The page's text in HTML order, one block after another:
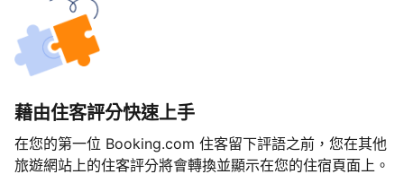
藉由住客評分快速上手
在您的第一位 Booking.com 住客留下評語之前，您在其他
旅遊網站上的住客評分將會轉換並顯示在您的住宿頁面上。